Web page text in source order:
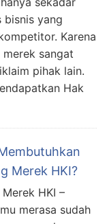
bisnis yang
Karena
sangat
pihak lain.
Hak
Merek HKI?
HKI –
merasa sudah